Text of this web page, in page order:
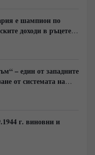
е шампион по
доходи в ръцете
и САЩ
– един от западните
от системата на
г. виновни и